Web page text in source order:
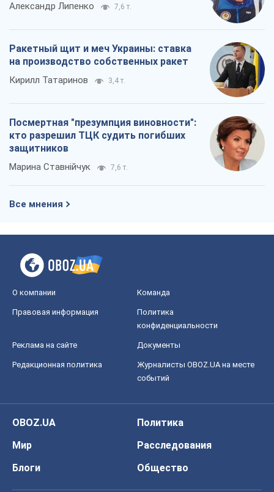
Александр Липенко 7,6 т.
Ракетный щит и меч Украины: ставка
на производство собственных ракет
Кирилл Татаринов 3,4 т.
Посмертная "презумпция виновности":
кто разрешил ТЦК судить погибших
защитников
Марина Ставнійчук 7,6 т.
Все мнения
О компании Команда
Правовая информация
Политика
конфиденциальности
Реклама на сайте Документы
Редакционная политика
Журналисты OBOZ.UA на месте
событий
OBOZ.UA
Политика
Мир
Расследования
Блоги
Общество